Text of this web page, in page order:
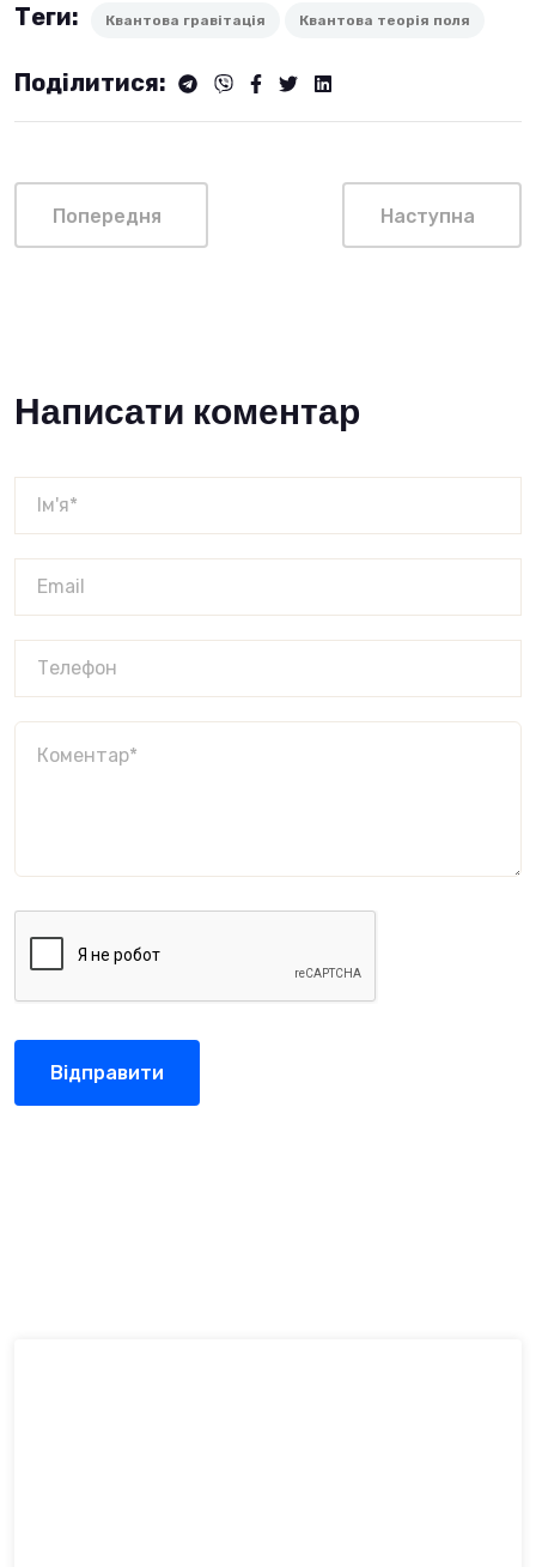
Теги: Квантова гравітація Квантова теорія поля
Поділитися:
Попередня Наступна
Написати коментар
Відправити